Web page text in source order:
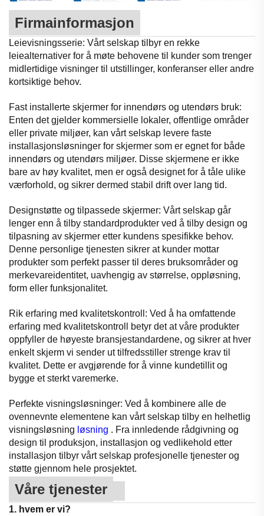
Firmainformasjon
Leievisningsserie: Vårt selskap tilbyr en rekke
leiealternativer for å møte behovene til kunder som trenger
midlertidige visninger til utstillinger, konferanser eller andre
kortsiktige behov.
Fast installerte skjermer for innendørs og utendørs bruk:
Enten det gjelder kommersielle lokaler, offentlige områder
eller private miljøer, kan vårt selskap levere faste
installasjonsløsninger for skjermer som er egnet for både
innendørs og utendørs miljøer. Disse skjermene er ikke
bare av høy kvalitet, men er også designet for å tåle ulike
værforhold, og sikrer dermed stabil drift over lang tid.
Designstøtte og tilpassede skjermer: Vårt selskap går
lenger enn å tilby standardprodukter ved å tilby design og
tilpasning av skjermer etter kundens spesifikke behov.
Denne personlige tjenesten sikrer at kunder mottar
produkter som perfekt passer til deres bruksområder og
merkevareidentitet, uavhengig av størrelse, oppløsning,
form eller funksjonalitet.
Rik erfaring med kvalitetskontroll: Ved å ha omfattende
erfaring med kvalitetskontroll betyr det at våre produkter
oppfyller de høyeste bransjestandardene, og sikrer at hver
enkelt skjerm vi sender ut tilfredsstiller strenge krav til
kvalitet. Dette er avgjørende for å vinne kundetillit og
bygge et sterkt varemerke.
Perfekte visningsløsninger: Ved å kombinere alle de
ovennevnte elementene kan vårt selskap tilby en helhetlig
visningsløsning løsning . Fra innledende rådgivning og
design til produksjon, installasjon og vedlikehold etter
installasjon tilbyr vårt selskap profesjonelle tjenester og
støtte gjennom hele prosjektet.
Våre tjenester
1. hvem er vi?